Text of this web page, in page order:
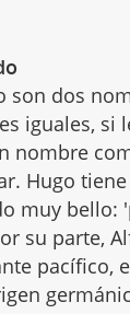
son dos
iguales, si
nombre
Hugo
muy bello:
su parte,
pacífico,